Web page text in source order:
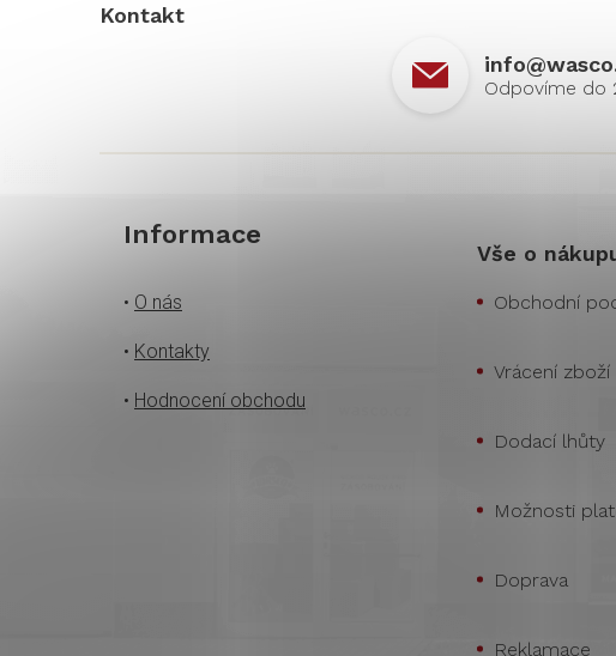
Kontakt
info@
Informace
• O nás
• Kontakty
• Hodnocení obchodu
Vše o
Obchodní
Vrácení zboží
Dodací lhůty
Možnosti
Doprava
Reklamace